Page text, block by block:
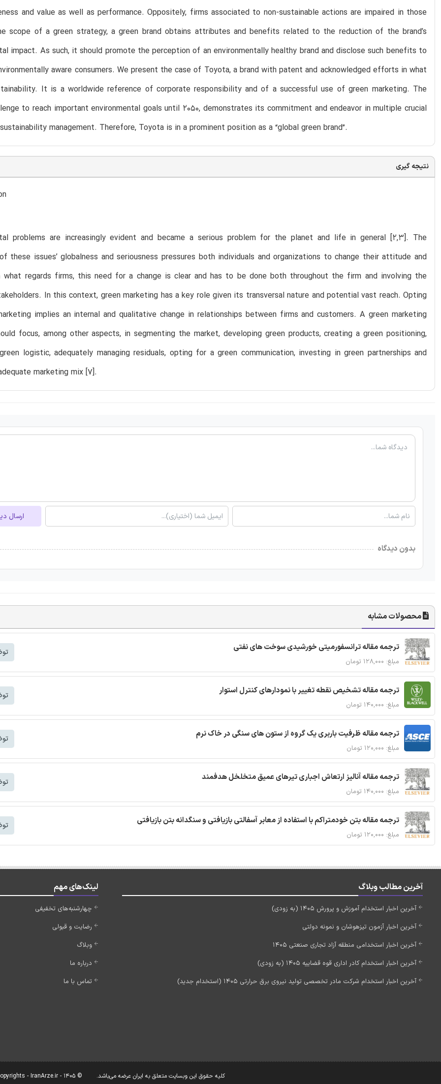
and value as well as performance. Oppositely, firms associated to non-sustainable actions are impaired in those
scope of a green strategy, a green brand obtains attributes and benefits related to the reduction of the brand’s
impact. As such, it should promote the perception of an environmentally healthy brand and disclose such benefits to
aware consumers. We present the case of Toyota, a brand with patent and acknowledged efforts in what
It is a worldwide reference of corporate responsibility and of a successful use of green marketing. The
to reach important environmental goals until 2050, demonstrates its commitment and endeavor in multiple crucial
management. Therefore, Toyota is in a prominent position as a “global green brand”.
نتیجه گیری
problems are increasingly evident and became a serious problem for the planet and life in general [2,3]. The
these issues’ globalness and seriousness pressures both individuals and organizations to change their attitude and
what regards firms, this need for a change is clear and has to be done both throughout the firm and involving the
In this context, green marketing has a key role given its transversal nature and potential vast reach. Opting
implies an internal and qualitative change in relationships between firms and customers. A green marketing
focus, among other aspects, in segmenting the market, developing green products, creating a green positioning,
logistic, adequately managing residuals, opting for a green communication, investing in green partnerships and
marketing mix [7].
ارسال
بدون دیدگاه
محصولات مشابه
ترجمه مقاله ترانسفورمیتی خورشیدی سوخت های نفتی
مبلغ: ۱۲۸,۰۰۰ تومان
ترجمه مقاله تشخیص نقطه تغییر با نمودارهای کنترل استوار
مبلغ: ۱۴۰,۰۰۰ تومان
ترجمه مقاله ظرفیت باربری یک گروه از ستون های سنگی در خاک نرم
مبلغ: ۱۲۰,۰۰۰ تومان
ترجمه مقاله آنالیز ارتعاش اجباری تیرهای عمیق متخلخل هدفمند
مبلغ: ۱۴۰,۰۰۰ تومان
ترجمه مقاله بتن خودمتراکم با استفاده از معابر آسفالتی بازیافتی و سنگدانه بتن بازیافتی
مبلغ: ۱۲۰,۰۰۰ تومان
آخرین مطالب وبلاگ
آخرین اخبار استخدام آموزش و پرورش 1405 (به زودی)
آخرین اخبار آزمون تیزهوشان و نمونه دولتی
آخرین اخبار استخدامی منطقه آزاد تجاری صنعتی 1405
آخرین اخبار استخدام کادر اداری قوه قضاییه 1405 (به زودی)
آخرین اخبار استخدام شرکت مادر تخصصی تولید نیروی برق حرارتی 1405 (استخدام جدید)
لینک‌های مهم
چهارشنبه‌های تخفیفی
رضایت و قبولی
وبلاگ
درباره ما
تماس با ما
کلیه حقوق این وبسایت متعلق به ایران عرضه می‌باشد. © Copyrights - IranArze.ir - 1405